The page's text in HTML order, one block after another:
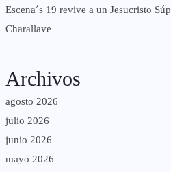
Escena´s 19 revive a un Jesucristo
Charallave
Archivos
agosto 2026
julio 2026
junio 2026
mayo 2026